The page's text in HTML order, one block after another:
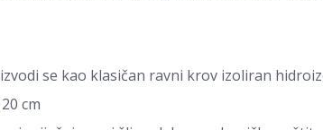
se kao klasičan ravni krov izoliran
cm